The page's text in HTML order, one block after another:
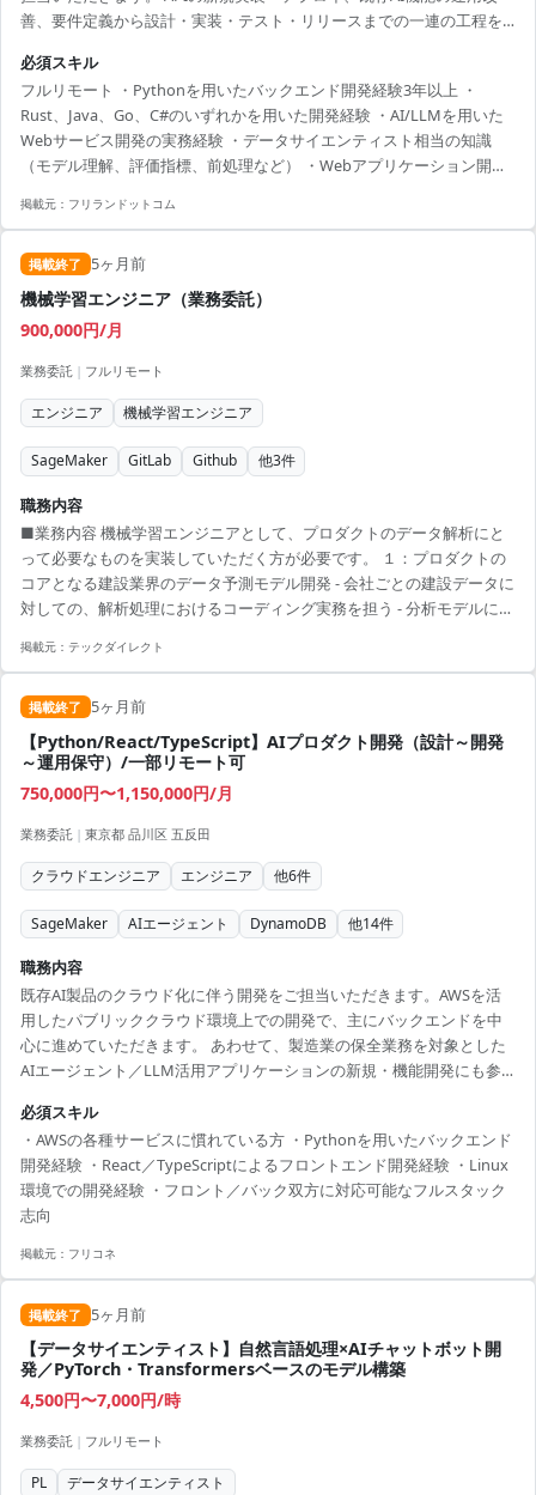
善、要件定義から設計・実装・テスト・リリースまでの一連の工程を
景 事業拡大に伴う増員。生成AIを核としたリーガルテック製品の需要
拡大に対応するため、機能強化と開発体制の強化を図ります。
必須スキル
フルリモート ・Pythonを用いたバックエンド開発経験3年以上 ・
Rust、Java、Go、C#のいずれかを用いた開発経験 ・AI/LLMを用いた
Webサービス開発の実務経験 ・データサイエンティスト相当の知識
（モデル理解、評価指標、前処理など） ・Webアプリケーション開発
掲載元： フリランドットコム
掲載終了 5ヶ月前
機械学習エンジニア（業務委託）
900,000円/月
業務委託 | フルリモート
エンジニア 機械学習エンジニア
SageMaker GitLab Github 他3件
職務内容
■業務内容 機械学習エンジニアとして、プロダクトのデータ解析にと
って必要なものを実装していただく方が必要です。 １：プロダクトの
コアとなる建設業界のデータ予測モデル開発 - 会社ごとの建設データに
対しての、解析処理におけるコーディング実務を担う - 分析モデルに対
義に基づく新機能開発やモデル・システムの改善 ２：データ分析基盤
建設業界特有のデータを活用したモデルの開発及び運用 - データ前処
理・後処理のパイプラインの構築"" ■求めるスキル（必須） ・Pytho...
掲載元： テックダイレクト
掲載終了 5ヶ月前
【Python/React/TypeScript】AIプロダクト開発（設計～開発
～運用保守）/一部リモート可
750,000円〜1,150,000円/月
業務委託 | 東京都 品川区 五反田
クラウドエンジニア エンジニア 他6件
SageMaker AIエージェント DynamoDB 他14件
職務内容
既存AI製品のクラウド化に伴う開発をご担当いただきます。AWSを活
用したパブリッククラウド環境上での開発で、主にバックエンドを中
心に進めていただきます。 あわせて、製造業の保全業務を対象とした
AIエージェント／LLM活用アプリケーションの新規・機能開発にも参
当いただく想定です。 工程は設計～実装～テスト～運用保守まで一貫
して携わっていただき、長期で腰を据えてプロダクト価値向上に取り
組める環境です。
必須スキル
・AWSの各種サービスに慣れている方 ・Pythonを用いたバックエンド
開発経験 ・React／TypeScriptによるフロントエンド開発経験 ・Linux
環境での開発経験 ・フロント／バック双方に対応可能なフルスタック
志向
掲載元： フリコネ
掲載終了 5ヶ月前
【データサイエンティスト】自然言語処理×AIチャットボット開
発／PyTorch・Transformersベースのモデル構築
4,500円〜7,000円/時
業務委託 | フルリモート
PL データサイエンティスト